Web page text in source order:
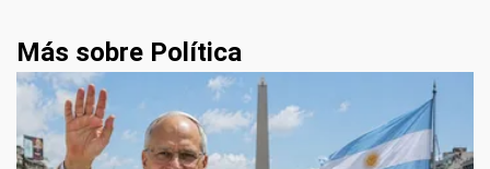
Más sobre Política